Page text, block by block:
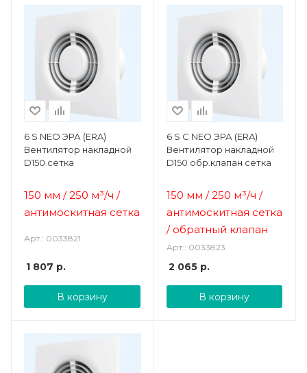
6 S NEO ЭРА (ERA)
Вентилятор накладной
D150 сетка
150 мм / 250 м³/ч /
антимоскитная сетка
Арт.: 0033821
1 807 р.
В корзину
6 S C NEO ЭРА (ERA)
Вентилятор накладной
D150 обр.клапан сетка
150 мм / 250 м³/ч /
антимоскитная сетка
/ обратный клапан
Арт.: 0033823
2 065р.
В корзину